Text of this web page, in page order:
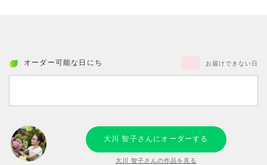
オーダー可能な日にち お届けできない日
大川 智子さんにオーダーする
大川 智子さんの作品を見る